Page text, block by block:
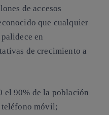
de accesos
que cualquier
en
de crecimiento a
el 90% de la población
teléfono móvil;